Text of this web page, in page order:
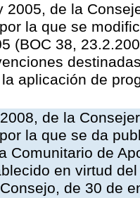
2005, de la
la que se
(BOC 38,
aplicación de
de la
la que se da
Comunitario de
en virtud
de 30 de